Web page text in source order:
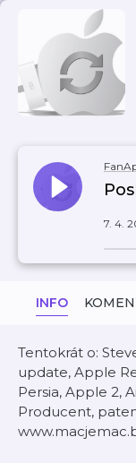
7. 4.
INFO
Tentokrát o:
update, Apple
Persia, Apple 2,
Producent,